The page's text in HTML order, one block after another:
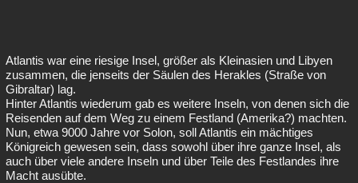
Atlantis war eine riesige Insel, größer als Kleinasien und Libyen
zusammen, die jenseits der Säulen des Herakles (Straße von
Gibraltar) lag.
Hinter Atlantis wiederum gab es weitere Inseln, von denen sich die
Reisenden auf dem Weg zu einem Festland (Amerika?) machten.
Nun, etwa 9000 Jahre vor Solon, soll Atlantis ein mächtiges
Königreich gewesen sein, dass sowohl über ihre ganze Insel, als
auch über viele andere Inseln und über Teile des Festlandes ihre
Macht ausübte.